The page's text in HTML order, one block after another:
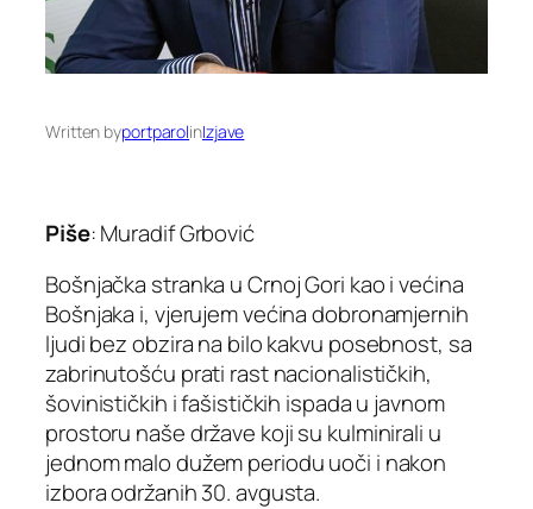
Written byportparolinIzjave
Piše:Muradif Grbović
Bošnjačka stranka u Crnoj Gori kao i većina
Bošnjaka i, vjerujem većina dobronamjernih
ljudi bez obzira na bilo kakvu posebnost, sa
zabrinutošću prati rast nacionalističkih,
šovinističkih i fašističkih ispada u javnom
prostoru naše države koji su kulminirali u
jednom malo dužem periodu uoči i nakon
izbora održanih 30. avgusta.